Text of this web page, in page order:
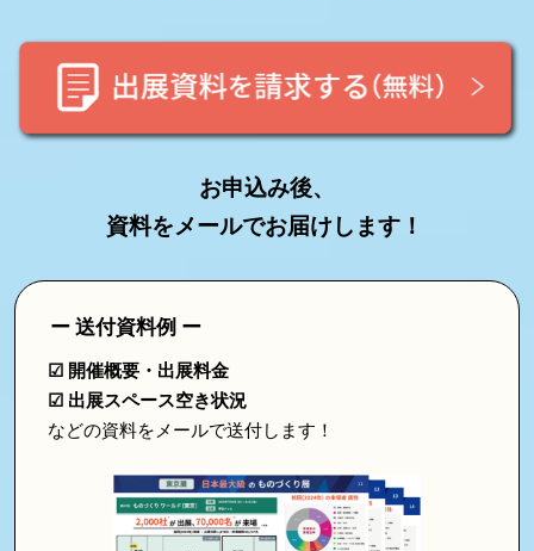
2027
お申込み後、
資料をメールでお届けします！
ー 送付資料例 ー
☑ 開催概要・出展料金
☑ 出展スペース空き状況
などの資料をメールで送付します！